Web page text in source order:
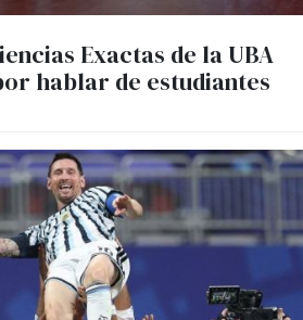
Exactas de la UBA
hablar de estudiantes